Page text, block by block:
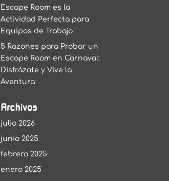
Escape Room es la
Actividad Perfecta para
Equipos de Trabajo
5 Razones para Probar un
Escape Room en Carnaval:
Disfrázate y Vive la
Aventura
Archivos
julio 2026
junio 2025
febrero 2025
enero 2025